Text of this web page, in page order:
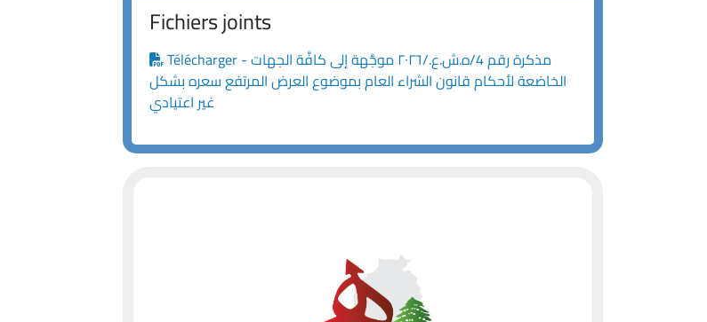
Fichiers joints
Télécharger - مذكرة رقم 4/ه.ش.ع./٢٠٢٦ موجَّهة إلى كافَّة الجهات
الخاضعة لأحكام قانون الشراء العام بموضوع العرض المرتفع سعره بشكل
غير اعتيادي